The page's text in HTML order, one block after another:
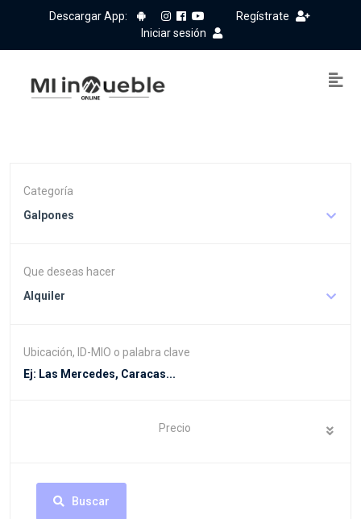
Descargar App:
Regístrate
Iniciar sesión
Categoría
Galpones
Que deseas hacer
Alquiler
Ubicación, ID-MIO o palabra clave
Precio
Buscar